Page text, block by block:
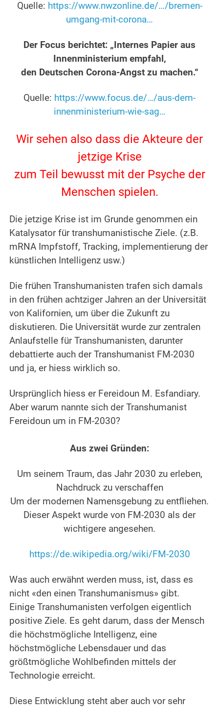
Quelle: https://www.nwzonline.de/…/bremen-
umgang-mit-corona…
Der Focus berichtet: „Internes Papier aus
Innenministerium empfahl,
den Deutschen Corona-Angst zu machen.“
Quelle: https://www.focus.de/…/aus-dem-
innenministerium-wie-sag…
Wir sehen also dass die Akteure der
jetzige Krise
zum Teil bewusst mit der Psyche der
Menschen spielen.
Die jetzige Krise ist im Grunde genommen ein
Katalysator für transhumanistische Ziele. (z.B.
mRNA Impfstoff, Tracking, implementierung der
künstlichen Intelligenz usw.)
Die frühen Transhumanisten trafen sich damals
in den frühen achtziger Jahren an der Universität
von Kalifornien, um über die Zukunft zu
diskutieren. Die Universität wurde zur zentralen
Anlaufstelle für Transhumanisten, darunter
debattierte auch der Transhumanist FM-2030
und ja, er hiess wirklich so.
Ursprünglich hiess er Fereidoun M. Esfandiary.
Aber warum nannte sich der Transhumanist
Fereidoun um in FM-2030?
Aus zwei Gründen:
Um seinem Traum, das Jahr 2030 zu erleben,
Nachdruck zu verschaffen
Um der modernen Namensgebung zu entfliehen.
Dieser Aspekt wurde von FM-2030 als der
wichtigere angesehen.
https://de.wikipedia.org/wiki/FM-2030
Was auch erwähnt werden muss, ist, dass es
nicht «den einen Transhumanismus» gibt.
Einige Transhumanisten verfolgen eigentlich
positive Ziele. Es geht darum, dass der Mensch
die höchstmögliche Intelligenz, eine
höchstmögliche Lebensdauer und das
größtmögliche Wohlbefinden mittels der
Technologie erreicht.
Diese Entwicklung steht aber auch vor sehr